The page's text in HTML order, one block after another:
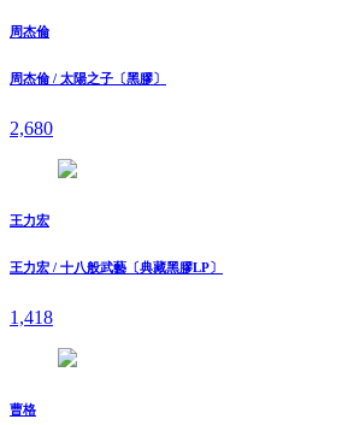
周杰倫
周杰倫 / 太陽之子〔黑膠〕
2,680
王力宏
王力宏 / 十八般武藝〔典藏黑膠LP〕
1,418
曹格